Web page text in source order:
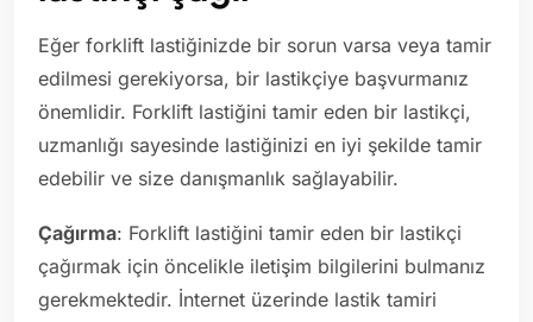
Eğer forklift lastiğinizde bir sorun varsa veya tamir
edilmesi gerekiyorsa, bir lastikçiye başvurmanız
önemlidir. Forklift lastiğini tamir eden bir lastikçi,
uzmanlığı sayesinde lastiğinizi en iyi şekilde tamir
edebilir ve size danışmanlık sağlayabilir.
Çağırma: Forklift lastiğini tamir eden bir lastikçi
çağırmak için öncelikle iletişim bilgilerini bulmanız
gerekmektedir. İnternet üzerinde lastik tamiri